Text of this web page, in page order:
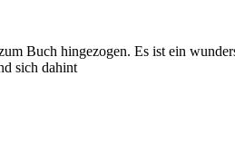
Buch hingezogen. Es ist ein
sich dahint